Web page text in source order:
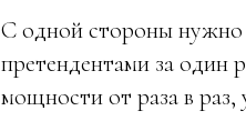
С одной стороны нужно
претендентами за один
мощности от раза в раз,